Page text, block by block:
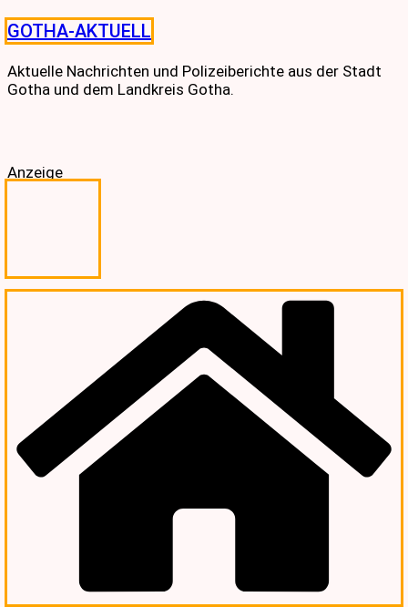
Skip
to
content
GOTHA-AKTUELL
Aktuelle Nachrichten und Polizeiberichte aus der Stadt
Gotha und dem Landkreis Gotha.
Anzeige